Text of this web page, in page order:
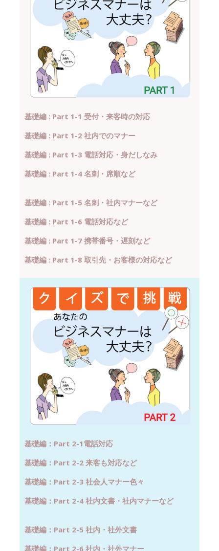
基礎編 : Part 1-1 受付・来客時の対応
基礎編 : Part 1-2 社内でのマナー
基礎編 : Part 1-3 電話対応・身だしなみ
基礎編 : Part 1-4 名刺・席順など
基礎編 : Part 1-5 名刺・社内マナーなど
基礎編 : Part 1-6 電話対応など
基礎編 : Part 1-7 携帯番号・遅刻など
基礎編 : Part 1-8 取引先・お客様の対応など
基礎編：Part 2-1電話対応
基礎編：Part 2-2 来客も対応など
基礎編：Part 2-3 社会人マナー色々
基礎編：Part 2-4 社内文書・社内マナーなど
基礎編：Part 2-5 社内・社外文書
基礎編：Part 2-6 社内・社外マナー